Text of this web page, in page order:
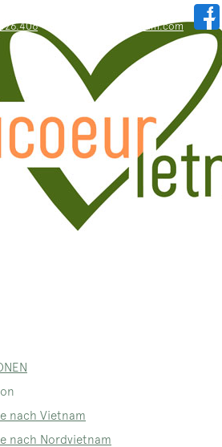
hallo@aucoeurvietnam.com
nach Vietnam
nach Nordvietnam